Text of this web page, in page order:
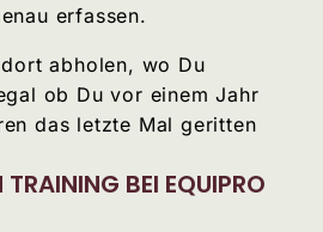
erfassen.
abholen, wo Du
ob Du vor einem Jahr
das letzte Mal geritten
TRAINING BEI EQUIPRO